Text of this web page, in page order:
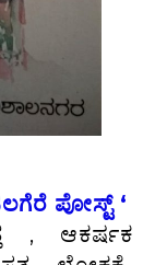
ಪೋಸ್ಟ್ ‘
, ಆಕರ್ಷಕ